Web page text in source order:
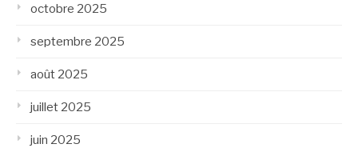
octobre 2025
septembre 2025
août 2025
juillet 2025
juin 2025